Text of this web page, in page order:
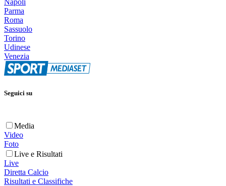
Napoli
Parma
Roma
Sassuolo
Torino
Udinese
Venezia
Seguici su
Media
Video
Foto
Live e Risultati
Live
Diretta Calcio
Risultati e Classifiche